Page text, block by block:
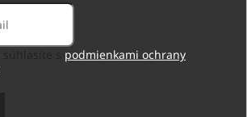
podmienkami ochrany